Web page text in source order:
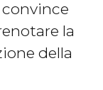
convince
la
della